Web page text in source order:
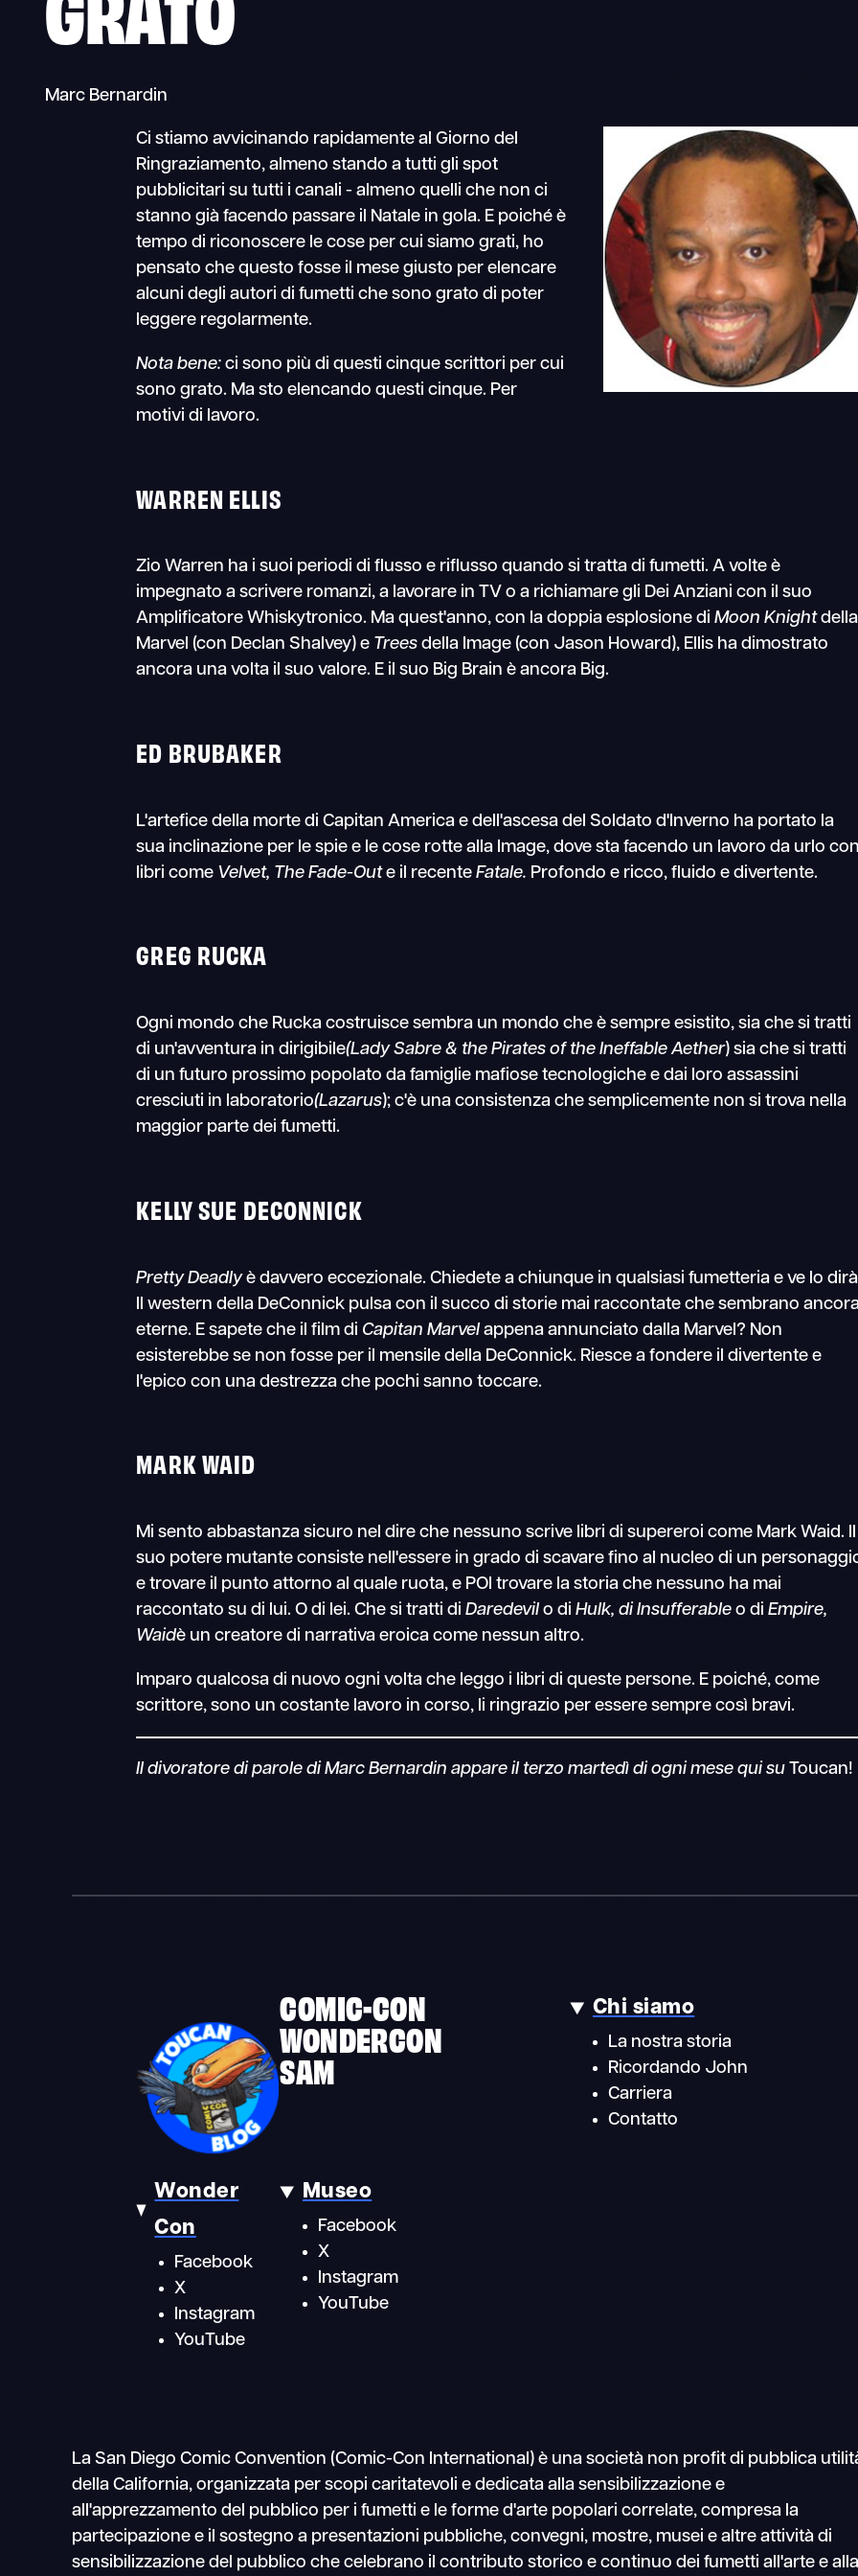
Marc Bernardin
Ci stiamo avvicinando rapidamente al Giorno del
Ringraziamento, almeno stando a tutti gli spot
pubblicitari su tutti i canali - almeno quelli che non ci
stanno già facendo passare il Natale in gola. E poiché è
tempo di riconoscere le cose per cui siamo grati, ho
pensato che questo fosse il mese giusto per elencare
alcuni degli autori di fumetti che sono grato di poter
leggere regolarmente.
Nota bene: ci sono più di questi cinque scrittori per cui
sono grato. Ma sto elencando questi cinque. Per
motivi di lavoro.
WARREN ELLIS
Zio Warren ha i suoi periodi di flusso e riflusso quando si tratta di fumetti. A volte è
impegnato a scrivere romanzi, a lavorare in TV o a richiamare gli Dei Anziani con il suo
Amplificatore Whiskytronico. Ma quest'anno, con la doppia esplosione diMoon Knightdella
Marvel (con Declan Shalvey) e Trees della Image (con Jason Howard), Ellis ha dimostrato
ancora una volta il suo valore. E il suo Big Brain è ancora Big.
ED BRUBAKER
L'artefice della morte di Capitan America e dell'ascesa del Soldato d'Inverno ha portato la
sua inclinazione per le spie e le cose rotte alla Image, dove sta facendo un lavoro da urlo
libri come Velvet, The Fade-Oute il recenteFatale. Profondo e ricco, fluido e divertente.
GREG RUCKA
Ogni mondo che Rucka costruisce sembra un mondo che è sempre esistito, sia che si tratti
di un'avventura in dirigibile(Lady Sabre & the Pirates of the Ineffable Aether) sia che si tratti
di un futuro prossimo popolato da famiglie mafiose tecnologiche e dai loro assassini
cresciuti in laboratorio(Lazarus); c'è una consistenza che semplicemente non si trova nella
maggior parte dei fumetti.
KELLY SUE DECONNICK
Pretty Deadlyè davvero eccezionale. Chiedete a chiunque in qualsiasi fumetteria e ve lo
Il western della DeConnick pulsa con il succo di storie mai raccontate che sembrano
eterne. E sapete che il film di Capitan Marvel appena annunciato dalla Marvel? Non
esisterebbe se non fosse per il mensile della DeConnick. Riesce a fondere il divertente e
l'epico con una destrezza che pochi sanno toccare.
MARK WAID
Mi sento abbastanza sicuro nel dire che nessuno scrive libri di supereroi come Mark Waid. Il
suo potere mutante consiste nell'essere in grado di scavare fino al nucleo di un
e trovare il punto attorno al quale ruota, e POI trovare la storia che nessuno ha mai
raccontato su di lui. O di lei. Che si tratti diDaredevil o diHulk, di Insufferable o diEmpire,
Waidè un creatore di narrativa eroica come nessun altro.
Imparo qualcosa di nuovo ogni volta che leggo i libri di queste persone. E poiché, come
scrittore, sono un costante lavoro in corso, li ringrazio per essere sempre così bravi.
Il divoratore di parole di Marc Bernardin appare il terzo martedì di ogni mese qui su Toucan!
COMIC-CON
WONDERCON
SAM
Chi siamo
La nostra storia
Ricordando John
Carriera
Contatto
Wonder
Con
Facebook
X
Instagram
YouTube
Museo
Facebook
X
Instagram
YouTube
La San Diego Comic Convention (Comic-Con International) è una società non profit di pubblica
della California, organizzata per scopi caritatevoli e dedicata alla sensibilizzazione e
all'apprezzamento del pubblico per i fumetti e le forme d'arte popolari correlate, compresa la
partecipazione e il sostegno a presentazioni pubbliche, convegni, mostre, musei e altre attività di
sensibilizzazione del pubblico che celebrano il contributo storico e continuo dei fumetti all'arte e